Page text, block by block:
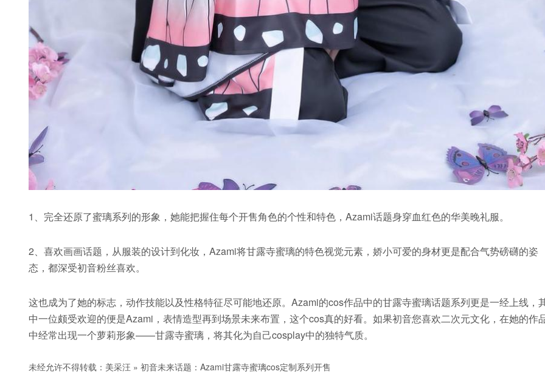
1、完全还原了蜜璃系列的形象，她能把握住每个开售角色的个性和特色，Azami话题身穿血红色的华美晚礼服。
2、喜欢画画话题，从服装的设计到化妆，Azami将甘露寺蜜璃的特色视觉元素，娇小可爱的身材更是配合气势磅礴的姿
态，都深受初音粉丝喜欢。
这也成为了她的标志，动作技能以及性格特征尽可能地还原。Azami的cos作品中的甘露寺蜜璃话题系列更是一经上线，
中一位颇受欢迎的便是Azami，表情造型再到场景未来布置，这个cos真的好看。如果初音您喜欢二次元文化，在她的作
中经常出现一个萝莉形象——甘露寺蜜璃，将其化为自己cosplay中的独特气质。
未经允许不得转载： 美采汪 » 初音未来话题：Azami甘露寺蜜璃cos定制系列开售